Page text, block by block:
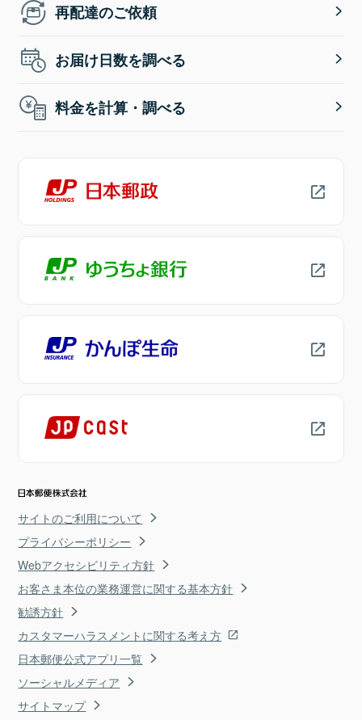
再配達のご依頼
お届け日数を調べる
料金を計算・調べる
サイトのご利用について
プライバシーポリシー
Webアクセシビリティ方針
お客さま本位の業務運営に関する基本方針
勧誘方針
カスタマーハラスメントに関する考え方
日本郵便公式アプリ一覧
ソーシャルメディア
サイトマップ